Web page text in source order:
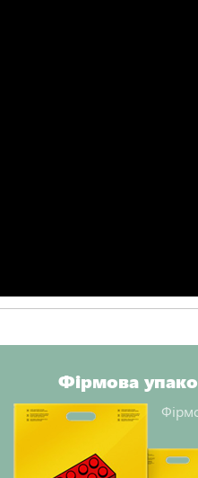
Фірмова